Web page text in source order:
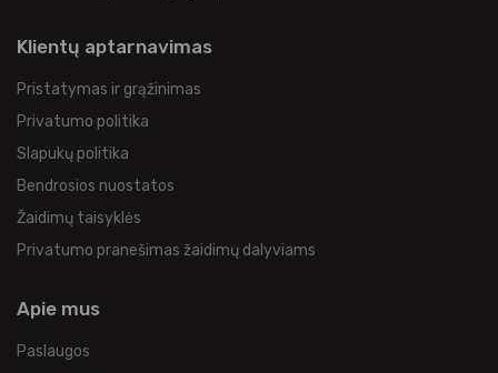
Klientų aptarnavimas
Pristatymas ir grąžinimas
Privatumo politika
Slapukų politika
Bendrosios nuostatos
Žaidimų taisyklės
Privatumo pranešimas žaidimų dalyviams
Apie mus
Paslaugos